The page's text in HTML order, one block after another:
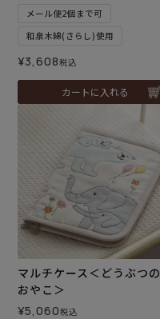
メール便2個まで可
和泉木綿(さらし)使用
¥3,608税込
カートに入れる
マルチケース＜どうぶつの
おやこ＞
¥5,060税込